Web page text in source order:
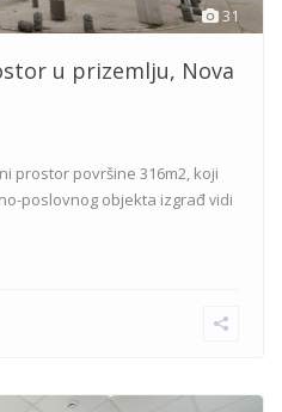
31
u prizemlju, Nova
prostor površine 316m2, koji
poslovnog objekta izgrađvidi